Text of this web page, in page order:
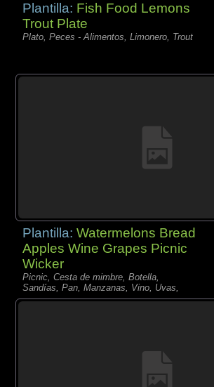
Plantilla: Fish Food Lemons
Trout Plate
Plato, Peces - Alimentos, Limonero, Trout
Plantilla:Watermelons Bread
Apples Wine Grapes Picnic
Wicker
Picnic, Cesta de mimbre, Botella,
Sandías, Pan, Manzanas, Vino, Uvas,